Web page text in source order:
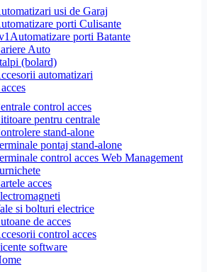
usi de Garaj
porti Culisante
Automatizare porti Batante
Auto
(bolard)
automatizari
control acces
pentru centrale
stand-alone
pontaj stand-alone
control acces Web Management
acces
si bolturi electrice
de acces
control acces
software